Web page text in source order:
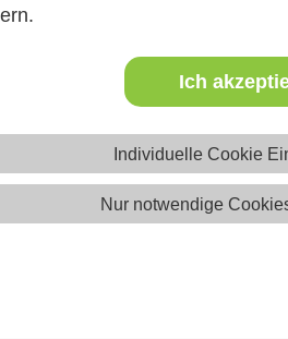
Ich
Individuelle Cookie
Nur notwendige
Sportstars (2018/